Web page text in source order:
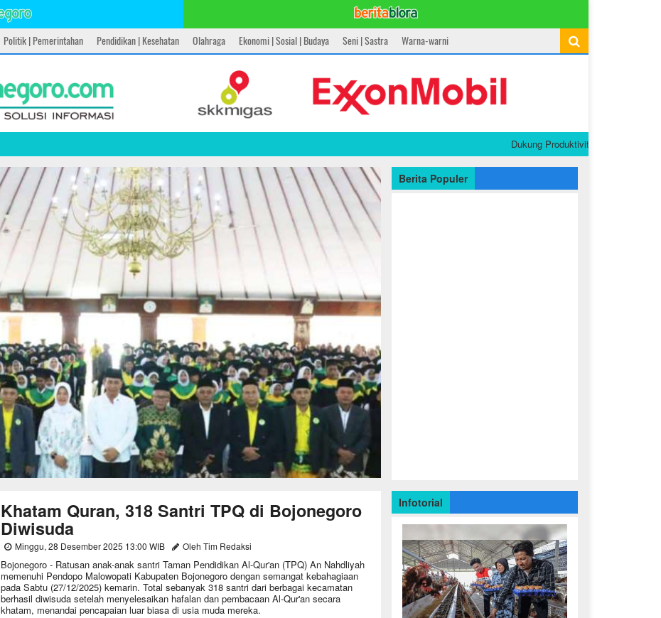
Politik | Pemerintahan Pendidikan | Kesehatan Olahraga Ekonomi | Sosial | Budaya Seni | Sastra Warna-warni
Dukung Produktivitas Petani, Pemkab
Berita Populer
Khatam Quran, 318 Santri TPQ di Bojonegoro
Diwisuda
Minggu, 28 Desember 2025 13:00 WIB Oleh Tim Redaksi
Bojonegoro - Ratusan anak-anak santri Taman Pendidikan Al-Qur'an (TPQ) An Nahdliyah
memenuhi Pendopo Malowopati Kabupaten Bojonegoro dengan semangat kebahagiaan
pada Sabtu (27/12/2025) kemarin. Total sebanyak 318 santri dari berbagai kecamatan
berhasil diwisuda setelah menyelesaikan hafalan dan pembacaan Al-Qur'an secara
khatam, menandai pencapaian luar biasa di usia muda mereka.
Infotorial